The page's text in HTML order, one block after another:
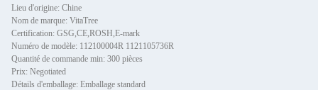
Lieu d'origine: Chine
Nom de marque: VitaTree
Certification: GSG,CE,ROSH,E-mark
Numéro de modèle: 112100004R 1121105736R
Quantité de commande min: 300 pièces
Prix: Negotiated
Détails d'emballage: Emballage standard